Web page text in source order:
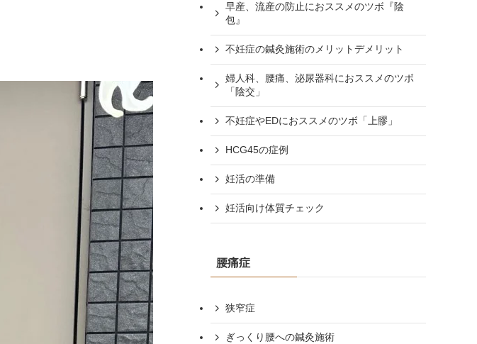
早産、流産の防止におススメのツボ『陰
包』
不妊症の鍼灸施術のメリットデメリット
婦人科、腰痛、泌尿器科におススメのツボ
「陰交」
不妊症やEDにおススメのツボ「上髎」
HCG45の症例
妊活の準備
妊活向け体質チェック
腰痛症
狭窄症
ぎっくり腰への鍼灸施術